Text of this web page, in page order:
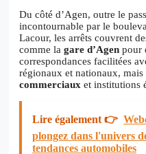
Du côté d’Agen, outre le
incontournable par le
Lacour, les arrêts couvrent
comme la gare d’Agen pour
correspondances facilitées
régionaux et nationaux, mais
commerciaux et institutions
Lire également 👉
plongez dans l'univers
tendances automobiles